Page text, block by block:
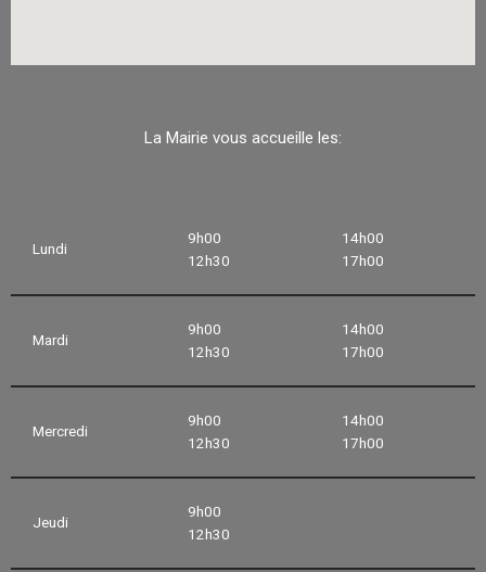
La Mairie vous accueille les:
Lundi
9h00
12h30
14h00
17h00
Mardi
9h00
12h30
14h00
17h00
Mercredi
9h00
12h30
14h00
17h00
Jeudi
9h00
12h30